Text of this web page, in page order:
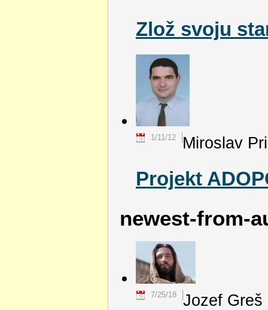
Zlož svoju
Miroslav
1/11/12
Projekt
newest-from-
Jozef Greš
7/25/18